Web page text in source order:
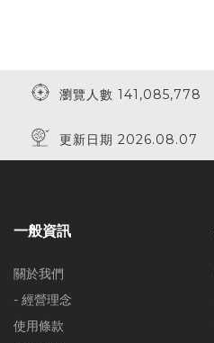
瀏覽人數 141,085,778
更新日期 2026.08.07
一般資訊
關於我們
- 經營理念
使用條款